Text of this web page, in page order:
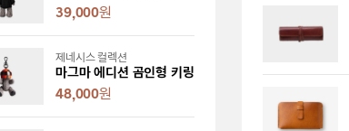
39,000원
제네시스 컬렉션
마그마 에디션 곰인형 키링
48,000원